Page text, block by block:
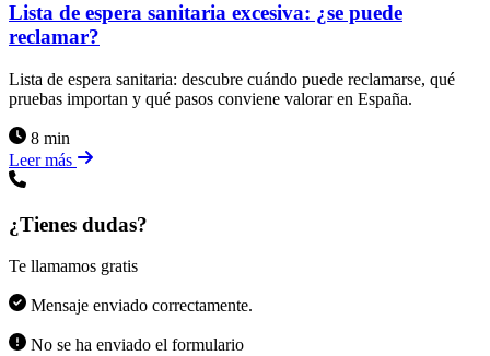
Lista de espera sanitaria excesiva: ¿se puede
reclamar?
Lista de espera sanitaria: descubre cuándo puede reclamarse, qué
pruebas importan y qué pasos conviene valorar en España.
8 min
Leer más
¿Tienes dudas?
Te llamamos gratis
Mensaje enviado correctamente.
No se ha enviado el formulario